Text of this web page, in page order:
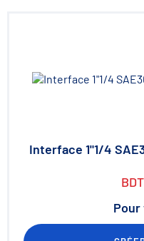
Interface 1"1/4